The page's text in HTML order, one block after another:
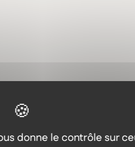
donne le contrôle sur